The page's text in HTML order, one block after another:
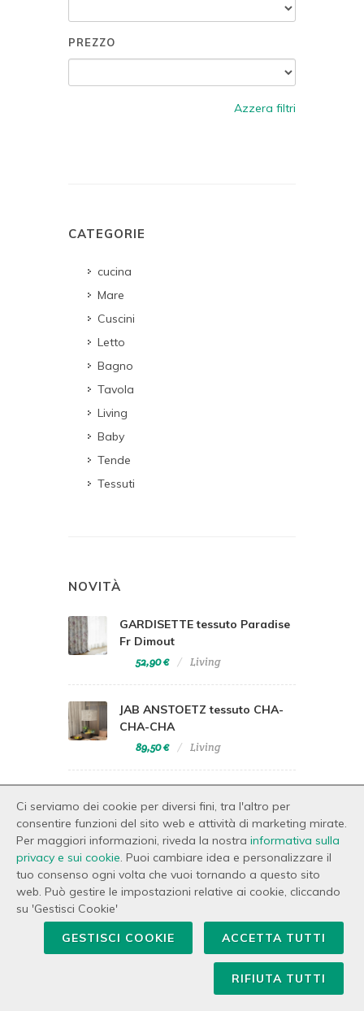
Ci serviamo dei cookie per diversi fini, tra l'altro per
consentire funzioni del sito web e attività di marketing mirate.
Per maggiori informazioni, riveda la nostra informativa sulla
privacy e sui cookie. Puoi cambiare idea e personalizzare il
tuo consenso ogni volta che vuoi tornando a questo sito
web. Può gestire le impostazioni relative ai cookie, cliccando
su 'Gestisci Cookie'
GESTISCI COOKIE
ACCETTA TUTTI
RIFIUTA TUTTI
PREZZO
Azzera filtri
CATEGORIE
cucina
Mare
Cuscini
Letto
Bagno
Tavola
Living
Baby
Tende
Tessuti
NOVITÀ
GARDISETTE tessuto Paradise
Fr Dimout
52,90 € Living
JAB ANSTOETZ tessuto CHA-
CHA-CHA
89,50 € Living
Regina PID DE POULE 60x100